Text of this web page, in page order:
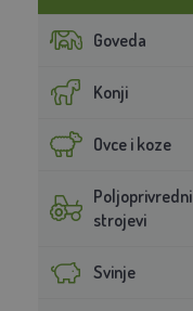
Goveda
Konji
Ovce i koze
Poljoprivredni
strojevi
Svinje